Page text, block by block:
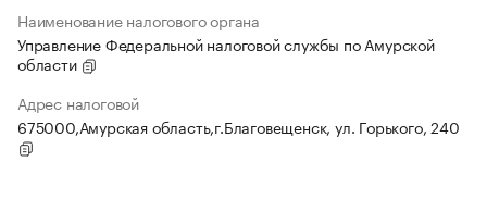
Наименование налогового органа
Управление Федеральной налоговой службы по Амурской
области
Адрес налоговой
675000,Амурская область,г.Благовещенск, ул. Горького, 240